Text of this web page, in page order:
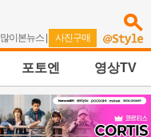
많이본뉴스 | 사진구매
포토엔 영상TV